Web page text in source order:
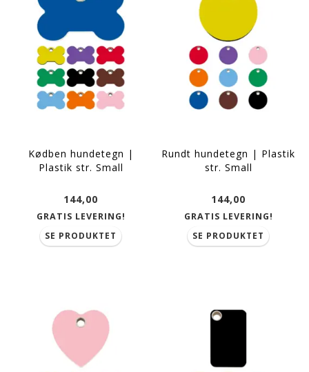
Kødben hundetegn |
Plastik str. Small
144,00
GRATIS LEVERING!
SE PRODUKTET
Rundt hundetegn | Plastik
str. Small
144,00
GRATIS LEVERING!
SE PRODUKTET